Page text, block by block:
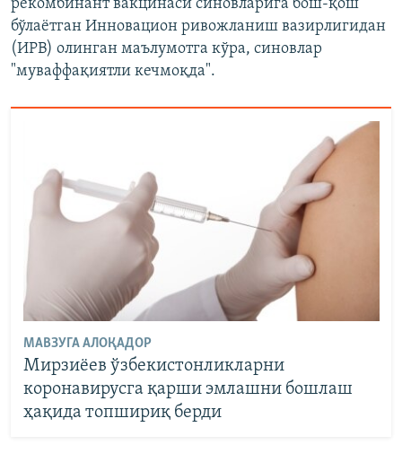
рекомбинант вакцинаси синовларига бош-қош
бўлаётган Инновацион ривожланиш вазирлигидан
(ИРВ) олинган маълумотга кўра, синовлар
"муваффақиятли кечмоқда".
МАВЗУГА АЛОҚАДОР
Мирзиёев ўзбекистонликларни
коронавирусга қарши эмлашни бошлаш
ҳақида топшириқ берди